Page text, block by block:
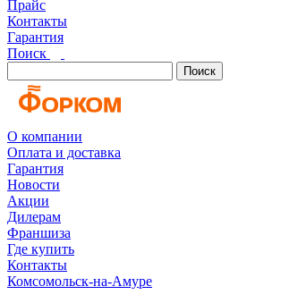
Прайс
Контакты
Гарантия
Поиск
Поиск
О компании
Оплата и доставка
Гарантия
Новости
Акции
Дилерам
Франшиза
Где купить
Контакты
Комсомольск-на-Амуре